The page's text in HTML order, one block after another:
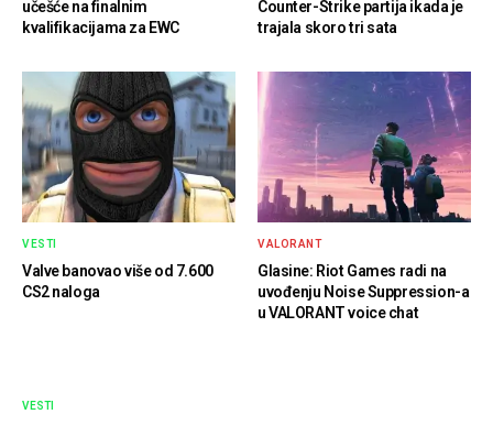
učešće na finalnim
kvalifikacijama za EWC
Counter-Strike partija ikada je
trajala skoro tri sata
VESTI
Valve banovao više od 7.600
CS2 naloga
VALORANT
Glasine: Riot Games radi na
uvođenju Noise Suppression-a
u VALORANT voice chat
VESTI